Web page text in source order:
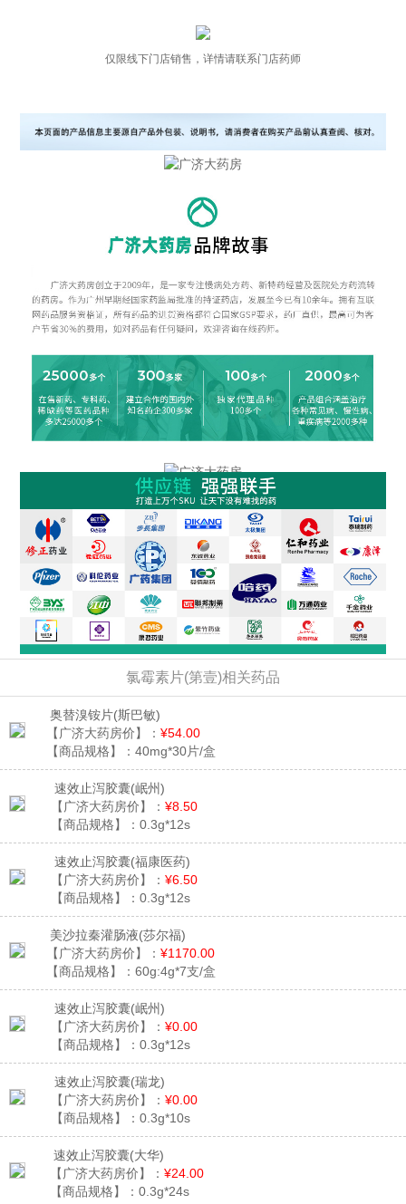
仅限线下门店销售，详情请联系门店药师
氯霉素片(第壹)相关药品
奥替溴铵片(斯巴敏)
【广济大药房价】： ¥54.00
【商品规格】： 40mg*30片/盒
速效止泻胶囊(岷州)
【广济大药房价】： ¥8.50
【商品规格】： 0.3g*12s
速效止泻胶囊(福康医药)
【广济大药房价】： ¥6.50
【商品规格】： 0.3g*12s
美沙拉秦灌肠液(莎尔福)
【广济大药房价】： ¥1170.00
【商品规格】： 60g:4g*7支/盒
速效止泻胶囊(岷州)
【广济大药房价】： ¥0.00
【商品规格】： 0.3g*12s
速效止泻胶囊(瑞龙)
【广济大药房价】： ¥0.00
【商品规格】： 0.3g*10s
速效止泻胶囊(大华)
【广济大药房价】： ¥24.00
【商品规格】： 0.3g*24s